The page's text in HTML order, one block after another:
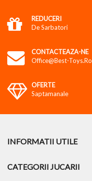
REDUCERI
De Sarbatori
CONTACTEAZA-NE
Office@best-Toys.ro
OFERTE
Saptamanale
INFORMATII UTILE
CATEGORII JUCARII